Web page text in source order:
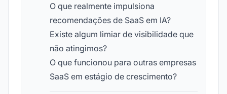
O que realmente impulsiona
recomendações de SaaS em IA?
Existe algum limiar de visibilidade que
não atingimos?
O que funcionou para outras empresas
SaaS em estágio de crescimento?